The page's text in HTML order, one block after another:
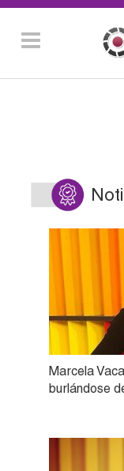
Marcela
burlándose